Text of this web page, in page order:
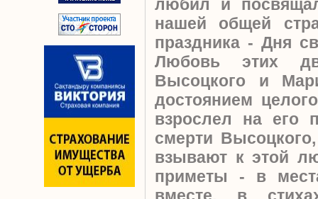
любил и
нашей общей
праздника - Дня
Любовь этих
Высоцкого и
достоянием
взрослел на его
смерти
взывают к этой
приметы - в